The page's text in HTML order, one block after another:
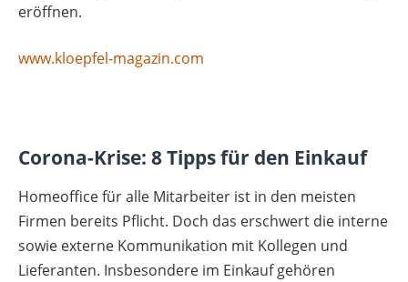
eröffnen.
www.kloepfel-magazin.com
Corona-Krise: 8 Tipps für den Einkauf
Homeoffice für alle Mitarbeiter ist in den meisten
Firmen bereits Pflicht. Doch das erschwert die interne
sowie externe Kommunikation mit Kollegen und
Lieferanten. Insbesondere im Einkauf gehören